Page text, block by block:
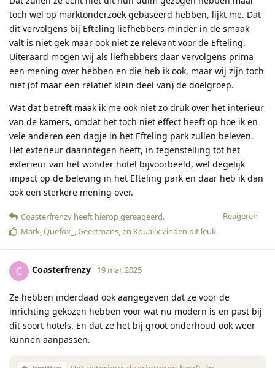
toch wel op marktonderzoek gebaseerd hebben, lijkt me. Dat
dit vervolgens bij Efteling liefhebbers minder in de smaak
valt is niet gek maar ook niet ze relevant voor de Efteling.
Uiteraard mogen wij als liefhebbers daar vervolgens prima
een mening over hebben en die heb ik ook, maar wij zijn toch
niet (of maar een relatief klein deel van) de doelgroep.
Wat dat betreft maak ik me ook niet zo druk over het interieur
van de kamers, omdat het toch niet effect heeft op hoe ik en
vele anderen een dagje in het Efteling park zullen beleven.
Het exterieur daarintegen heeft, in tegenstelling tot het
exterieur van het wonder hotel bijvoorbeeld, wel degelijk
impact op de beleving in het Efteling park en daar heb ik dan
ook een sterkere mening over.
Reageren
Coasterfrenzy heeft hierop gereageerd.
Mark,Quefox_ ,Geertmans, en Koualixvinden dit leuk.
C Coasterfrenzy 19 mar. 2025
Ze hebben inderdaad ook aangegeven dat ze voor de
inrichting gekozen hebben voor wat nu modern is en past bij
dit soort hotels. En dat ze het bij groot onderhoud ook weer
kunnen aanpassen.